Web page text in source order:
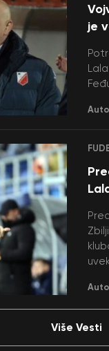
je
Više Vesti